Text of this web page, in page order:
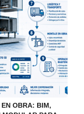
OBRA: BIM,